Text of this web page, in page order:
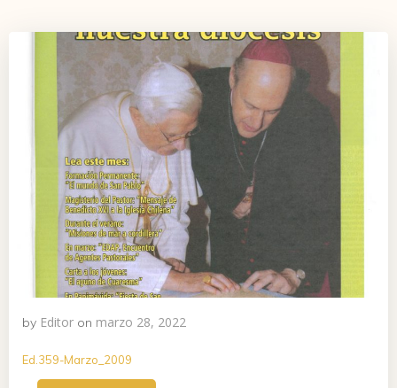
by Editor on marzo 28, 2022
Ed.359-Marzo_2009